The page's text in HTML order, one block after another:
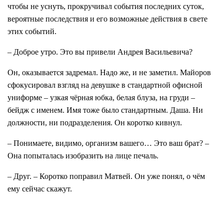
чтобы не уснуть, прокручивал события последних суток,
вероятные последствия и его возможные действия в свете
этих событий.
– Доброе утро. Это вы привели Андрея Васильевича?
Он, оказывается задремал. Надо же, и не заметил. Майоров
сфокусировал взгляд на девушке в стандартной офисной
униформе – узкая чёрная юбка, белая блуза, на груди –
бейдж с именем. Имя тоже было стандартным. Даша. Ни
должности, ни подразделения. Он коротко кивнул.
– Понимаете, видимо, организм вашего… Это ваш брат? –
Она попыталась изобразить на лице печаль.
– Друг. – Коротко поправил Матвей. Он уже понял, о чём
ему сейчас скажут.